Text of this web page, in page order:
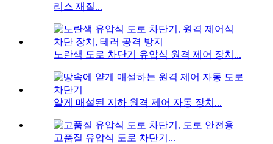
리스 재질...
노란색 도로 차단기 유압식 원격 제어 장치...
얕게 매설된 지하 원격 제어 자동 장치...
고품질 유압식 도로 차단기...